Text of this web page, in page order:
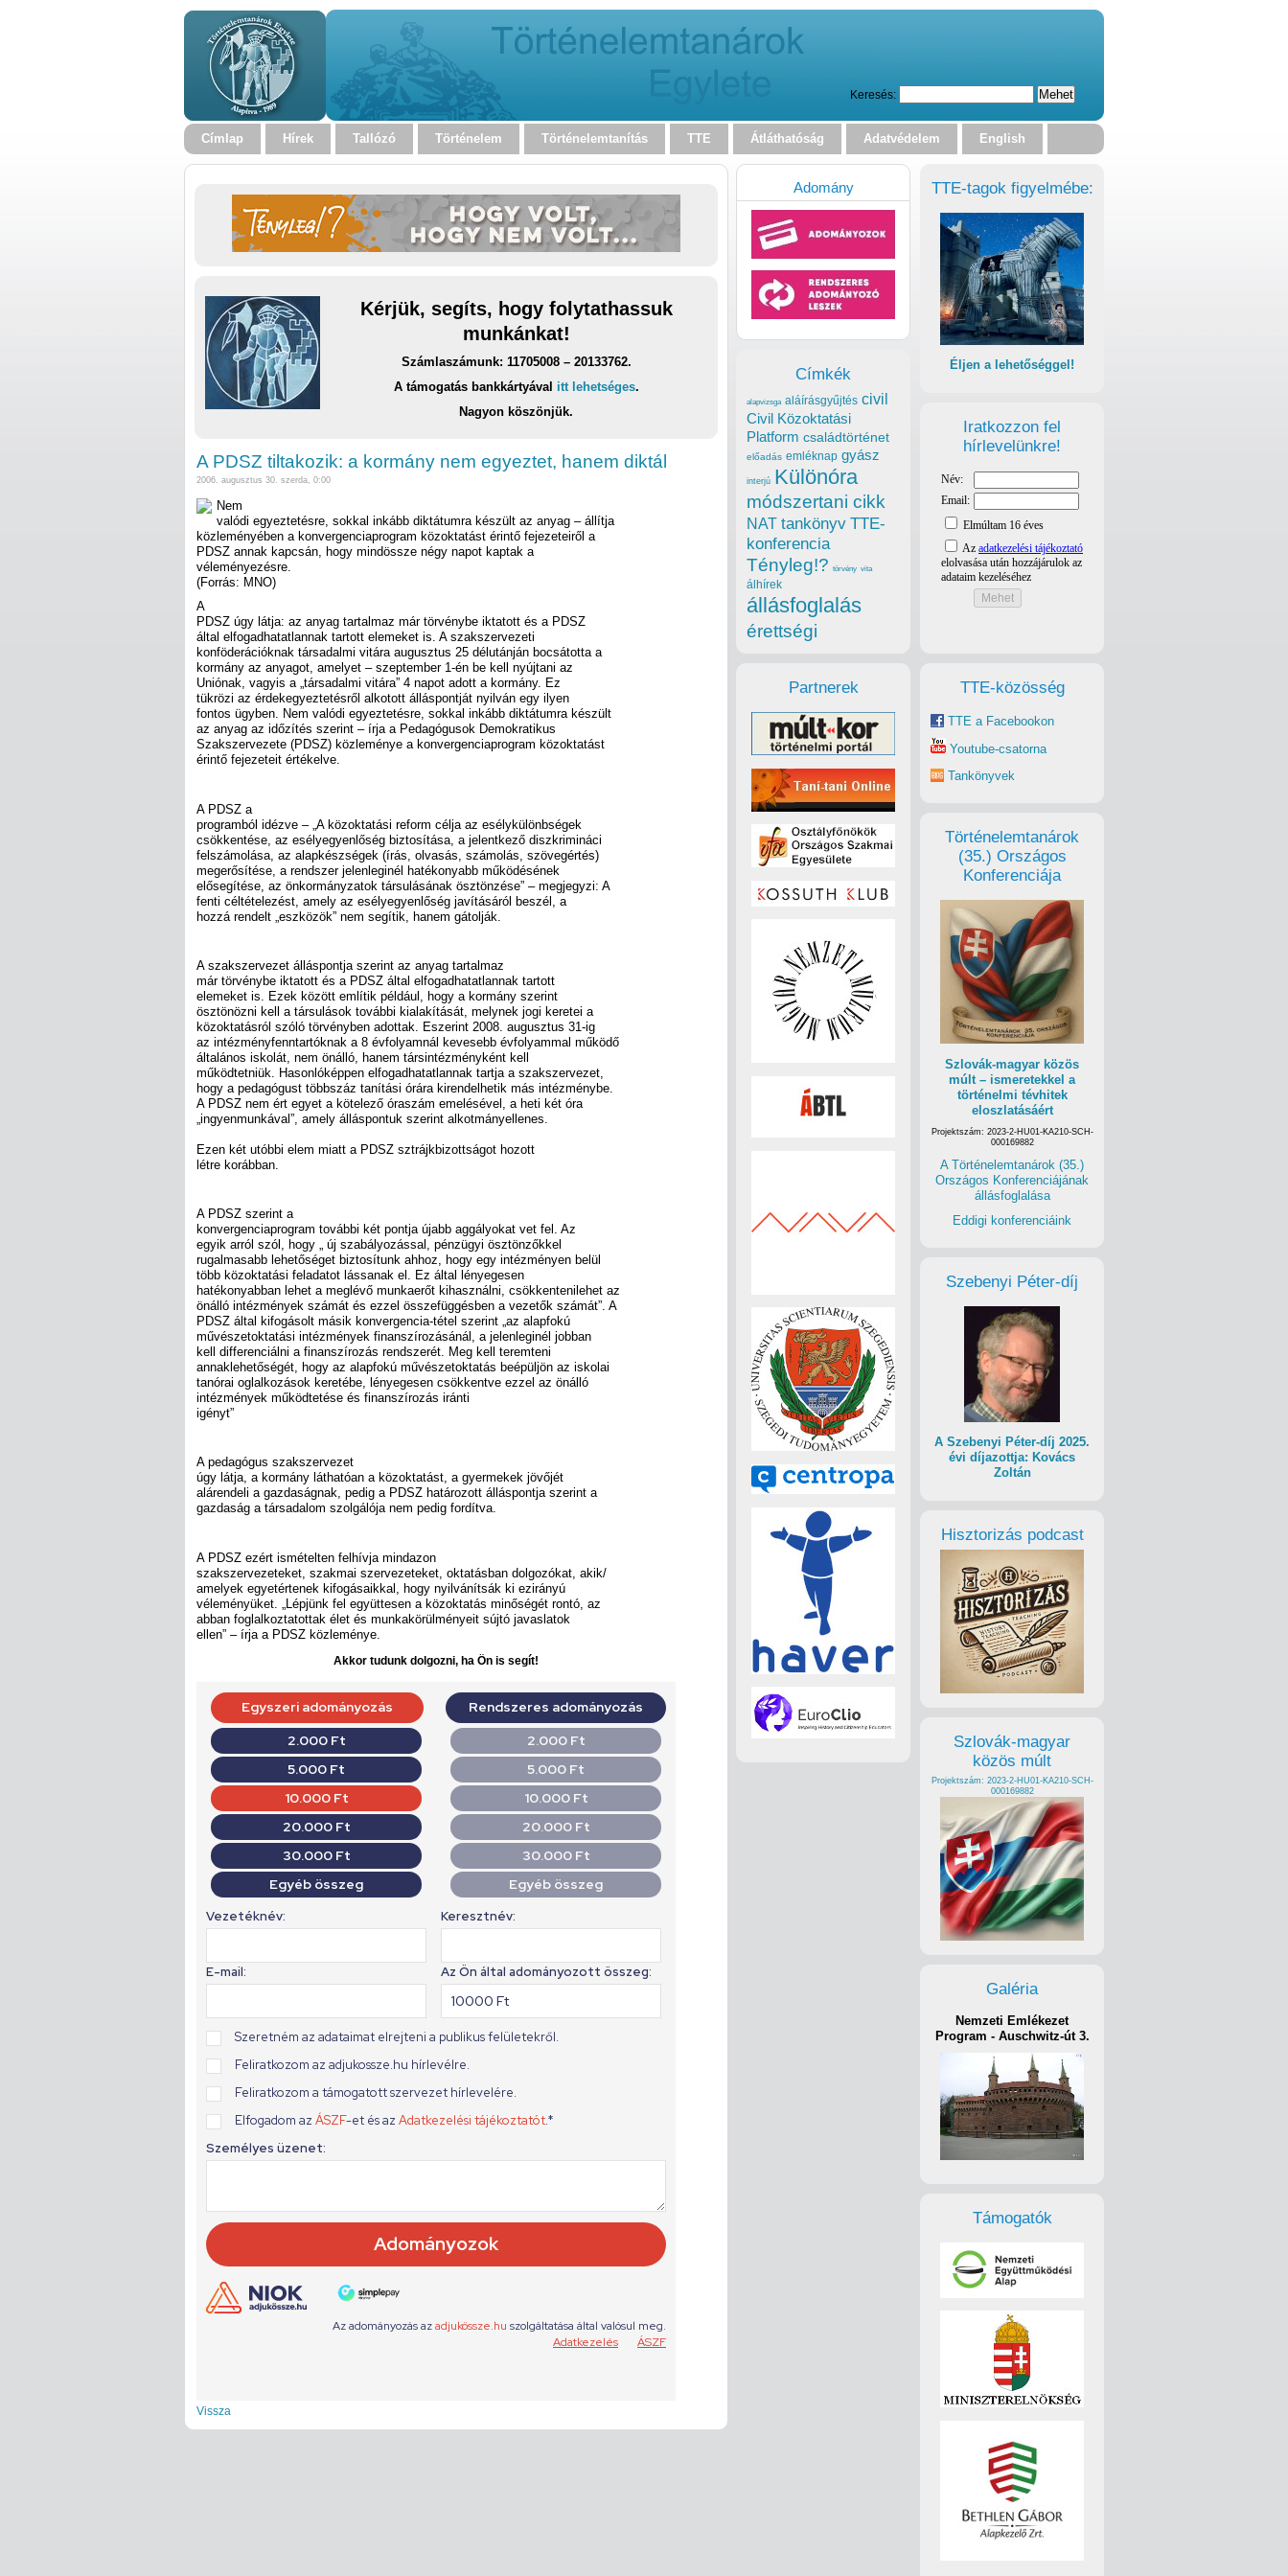
Keresés:
Címlap Hírek Tallózó Történelem Történelemtanítás TTE Átláthatóság Adatvédelem English
Kérjük, segíts, hogy folytathassuk
munkánkat!
Számlaszámunk: 11705008 – 20133762.
A támogatás bankkártyával itt lehetséges.
Nagyon köszönjük.
A PDSZ tiltakozik: a kormány nem egyeztet, hanem diktál
2006. augusztus 30. szerda, 0:00
Nem
valódi egyeztetésre, sokkal inkább diktátumra készült az anyag – állítja
közleményében a konvergenciaprogram közoktatást érintő fejezeteiről a
PDSZ annak kapcsán, hogy mindössze négy napot kaptak a
véleményezésre.
(Forrás: MNO)
A
PDSZ úgy látja: az anyag tartalmaz már törvénybe iktatott és a PDSZ
által elfogadhatatlannak tartott elemeket is. A szakszervezeti
konföderációknak társadalmi vitára augusztus 25 délutánján bocsátotta a
kormány az anyagot, amelyet – szeptember 1-én be kell nyújtani az
Uniónak, vagyis a „társadalmi vitára” 4 napot adott a kormány. Ez
tükrözi az érdekegyeztetésről alkotott álláspontját nyilván egy ilyen
fontos ügyben. Nem valódi egyeztetésre, sokkal inkább diktátumra készült
az anyag az időzítés szerint – írja a Pedagógusok Demokratikus
Szakszervezete (PDSZ) közleménye a konvergenciaprogram közoktatást
érintő fejezeteit értékelve.
A PDSZ a
programból idézve – „A közoktatási reform célja az esélykülönbségek
csökkentése, az esélyegyenlőség biztosítása, a jelentkező diszkrimináci
felszámolása, az alapkészségek (írás, olvasás, számolás, szövegértés)
megerősítése, a rendszer jelenleginél hatékonyabb működésének
elősegítése, az önkormányzatok társulásának ösztönzése” – megjegyzi: A
fenti céltételezést, amely az esélyegyenlőség javításáról beszél, a
hozzá rendelt „eszközök” nem segítik, hanem gátolják.
A szakszervezet álláspontja szerint az anyag tartalmaz
már törvénybe iktatott és a PDSZ által elfogadhatatlannak tartott
elemeket is. Ezek között említik például, hogy a kormány szerint
ösztönözni kell a társulások további kialakítását, melynek jogi keretei a
közoktatásról szóló törvényben adottak. Eszerint 2008. augusztus 31-ig
az intézményfenntartóknak a 8 évfolyamnál kevesebb évfolyammal működő
általános iskolát, nem önálló, hanem társintézményként kell
működtetniük. Hasonlóképpen elfogadhatatlannak tartja a szakszervezet,
hogy a pedagógust többszáz tanítási órára kirendelhetik más intézménybe.
A PDSZ nem ért egyet a kötelező óraszám emelésével, a heti két óra
„ingyenmunkával”, amely álláspontuk szerint alkotmányellenes.
Ezen két utóbbi elem miatt a PDSZ sztrájkbizottságot hozott
létre korábban.
A PDSZ szerint a
konvergenciaprogram további két pontja újabb aggályokat vet fel. Az
egyik arról szól, hogy „ új szabályozással, pénzügyi ösztönzőkkel
rugalmasabb lehetőséget biztosítunk ahhoz, hogy egy intézményen belül
több közoktatási feladatot lássanak el. Ez által lényegesen
hatékonyabban lehet a meglévő munkaerőt kihasználni, csökkentenilehet az
önálló intézmények számát és ezzel összefüggésben a vezetők számát”. A
PDSZ által kifogásolt másik konvergencia-tétel szerint „az alapfokú
művészetoktatási intézmények finanszírozásánál, a jelenleginél jobban
kell differenciálni a finanszírozás rendszerét. Meg kell teremteni
annaklehetőségét, hogy az alapfokú művészetoktatás beépüljön az iskolai
tanórai oglalkozások keretébe, lényegesen csökkentve ezzel az önálló
intézmények működtetése és finanszírozás iránti
igényt”
A pedagógus szakszervezet
úgy látja, a kormány láthatóan a közoktatást, a gyermekek jövőjét
alárendeli a gazdaságnak, pedig a PDSZ határozott álláspontja szerint a
gazdaság a társadalom szolgálója nem pedig fordítva.
A PDSZ ezért ismételten felhívja mindazon
szakszervezeteket, szakmai szervezeteket, oktatásban dolgozókat, akik/
amelyek egyetértenek kifogásaikkal, hogy nyilvánítsák ki ezirányú
véleményüket. „Lépjünk fel együttesen a közoktatás minőségét rontó, az
abban foglalkoztatottak élet és munkakörülményeit sújtó javaslatok
ellen” – írja a PDSZ közleménye.
Akkor tudunk dolgozni, ha Ön is segít!
Vissza
TTE-tagok figyelmébe:
Éljen a lehetőséggel!
Iratkozzon fel
hírlevelünkre!
TTE-közösség
TTE a Facebookon
Youtube-csatorna
Tankönyvek
Történelemtanárok
(35.) Országos
Konferenciája
Szlovák-magyar közös
múlt – ismeretekkel a
történelmi tévhitek
eloszlatásáért
Projektszám: 2023-2-HU01-KA210-SCH-
000169882
A Történelemtanárok (35.)
Országos Konferenciájának
állásfoglalása
Eddigi konferenciáink
Szebenyi Péter-díj
A Szebenyi Péter-díj 2025.
évi díjazottja: Kovács
Zoltán
Hisztorizás podcast
Szlovák-magyar
közös múlt
Projektszám: 2023-2-HU01-KA210-SCH-
000169882
Galéria
Nemzeti Emlékezet
Program - Auschwitz-út 3.
Támogatók
Adomány
Címkék
alapvizsga aláírásgyűjtés civil
Civil Közoktatási
Platform családtörténet
előadás emléknap gyász
interjú Különóra
módszertani cikk
NAT tankönyv TTE-
konferencia
Tényleg!? törvény vita
álhírek
állásfoglalás
érettségi
Partnerek